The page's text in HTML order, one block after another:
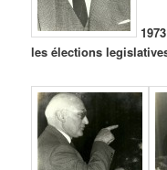
les élections